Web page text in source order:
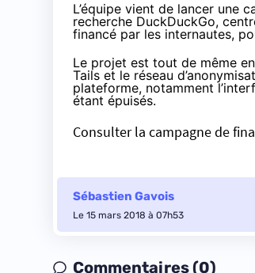
L’équipe vient de lancer une
recherche DuckDuckGo,
financé par les internautes,
Le projet est tout de même
Tails et le réseau
plateforme, notamment
étant épuisés.
Consulter la campagne de
Sébastien Gavois
Le 15 mars 2018 à 07h53
Commentaires (0)